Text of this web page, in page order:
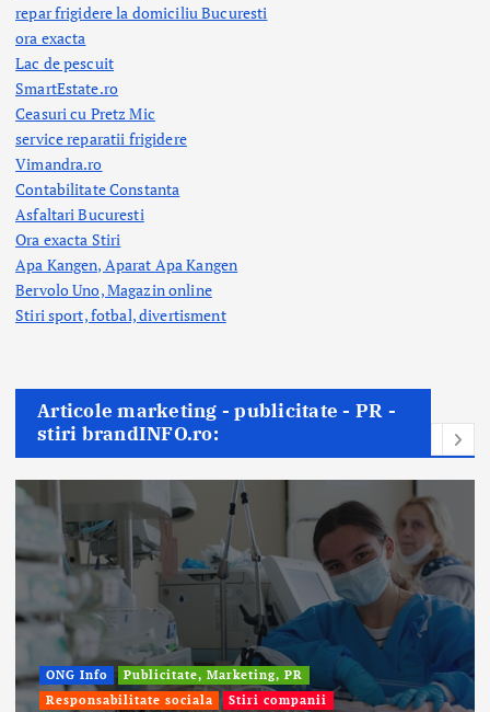
repar frigidere la domiciliu Bucuresti
ora exacta
Lac de pescuit
SmartEstate.ro
Ceasuri cu Pretz Mic
service reparatii frigidere
Vimandra.ro
Contabilitate Constanta
Asfaltari Bucuresti
Ora exacta Stiri
Apa Kangen, Aparat Apa Kangen
Bervolo Uno, Magazin online
Stiri sport, fotbal,divertisment
Articole marketing - publicitate - PR -
stiri brandINFO.ro:
ONG Info
Publicitate, Marketing, PR
Responsabilitate sociala
Stiri companii